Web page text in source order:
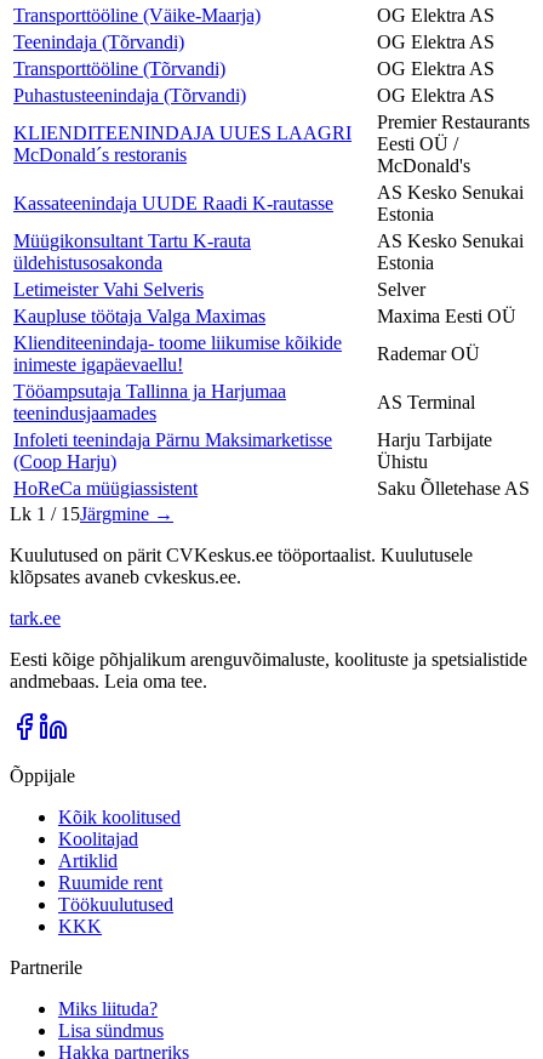
Transporttööline (Väike-Maarja)
OG Elektra AS
Teenindaja (Tõrvandi)
OG Elektra AS
Transporttööline (Tõrvandi)
OG Elektra AS
Puhastusteenindaja (Tõrvandi)
OG Elektra AS
KLIENDITEENINDAJA UUES LAAGRI
McDonald´s restoranis
Premier Restaurants
Eesti OÜ /
McDonald's
Kassateenindaja UUDE Raadi K-rautasse
AS Kesko Senukai
Estonia
Müügikonsultant Tartu K-rauta
üldehistusosakonda
AS Kesko Senukai
Estonia
Letimeister Vahi Selveris
Selver
Kaupluse töötaja Valga Maximas
Maxima Eesti OÜ
Klienditeenindaja- toome liikumise kõikide
inimeste igapäevaellu!
Rademar OÜ
Tööampsutaja Tallinna ja Harjumaa
teenindusjaamades
AS Terminal
Infoleti teenindaja Pärnu Maksimarketisse
(Coop Harju)
Harju Tarbijate
Ühistu
HoReCa müügiassistent
Saku Õlletehase AS
Lk 1 / 15Järgmine →
Kuulutused on pärit CVKeskus.ee tööportaalist. Kuulutusele
klõpsates avaneb cvkeskus.ee.
tark.ee
Eesti kõige põhjalikum arenguvõimaluste, koolituste ja spetsialistide
andmebaas. Leia oma tee.
Õppijale
Kõik koolitused
Koolitajad
Artiklid
Ruumide rent
Töökuulutused
KKK
Partnerile
Miks liituda?
Lisa sündmus
Hakka partneriks